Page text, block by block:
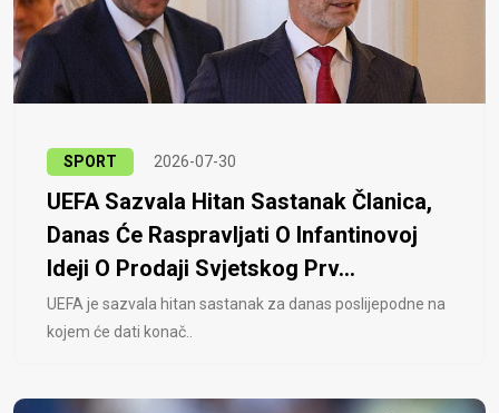
SPORT 2026-07-30
UEFA Sazvala Hitan Sastanak Članica,
Danas Će Raspravljati O Infantinovoj
Ideji O Prodaji Svjetskog Prv...
UEFA je sazvala hitan sastanak za danas poslijepodne na
kojem će dati konač..